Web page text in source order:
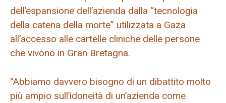
dell’espansione dell’azienda dalla “tecnologia
della catena della morte” utilizzata a Gaza
all’accesso alle cartelle cliniche delle persone
che vivono in Gran Bretagna.
“Abbiamo davvero bisogno di un dibattito molto
più ampio sull’idoneità di un’azienda come